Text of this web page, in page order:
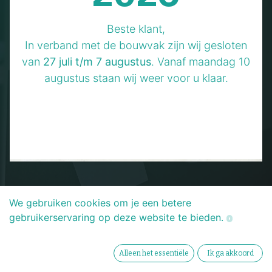
Maak kennis met onze
geavanceerde
Research &
Development-afdeling.
Beste klant,
In verband met de bouwvak zijn wij gesloten
van 27 juli t/m 7 augustus. Vanaf maandag 10
augustus staan wij weer voor u klaar.
We gebruiken cookies om je een betere
gebruikerservaring op deze website te bieden.
Alleen het essentiële Ik ga akkoord